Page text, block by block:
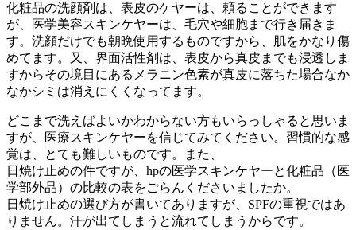
化粧品の洗顔剤は、表皮のケヤーは、頼ることができます
が、医学美容スキンケヤーは、毛穴や細胞まで行き届きま
す。洗顔だけでも朝晩使用するものですから、肌をかなり傷
めてます。又、界面活性剤は、表皮から真皮までも浸透しま
すからその境目にあるメラニン色素が真皮に落ちた場合なか
なかシミは消えにくくなってます。
どこまで洗えばよいかわからない方もいらっしゃると思いま
すが、医療スキンケヤーを信じてみてください。習慣的な感
覚は、とても難しいものです。また、
日焼け止めの件ですが、hpの医学スキンケヤーと化粧品（医
学部外品）の比較の表をごらんくださいましたか。
日焼け止めの選び方が書いてありますが、SPFの重視ではあ
りません。汗が出てしまうと流れてしまうからです。